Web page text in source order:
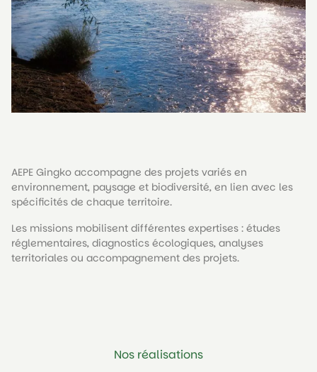
‎AEPE Gingko accompagne des projets variés en
environnement, paysage et biodiversité, en lien avec les
spécificités de chaque territoire.
Les missions mobilisent différentes expertises : études
réglementaires, diagnostics écologiques, analyses
territoriales ou accompagnement des projets.
Nos réalisations